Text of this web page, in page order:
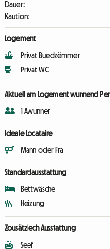
Dauer:
Kaution:
Logement
Privat Buedzëmmer
Privat WC
Aktuell am Logement wunnend
1 Awunner
Ideale Locataire
Mann oder Fra
Standardausstattung
Bettwäsche
Heizung
Zousätzlech Ausstattung
Seef